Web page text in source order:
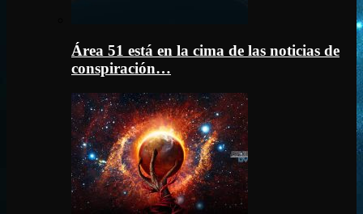
Área 51 está en la cima de las noticias de
conspiración…